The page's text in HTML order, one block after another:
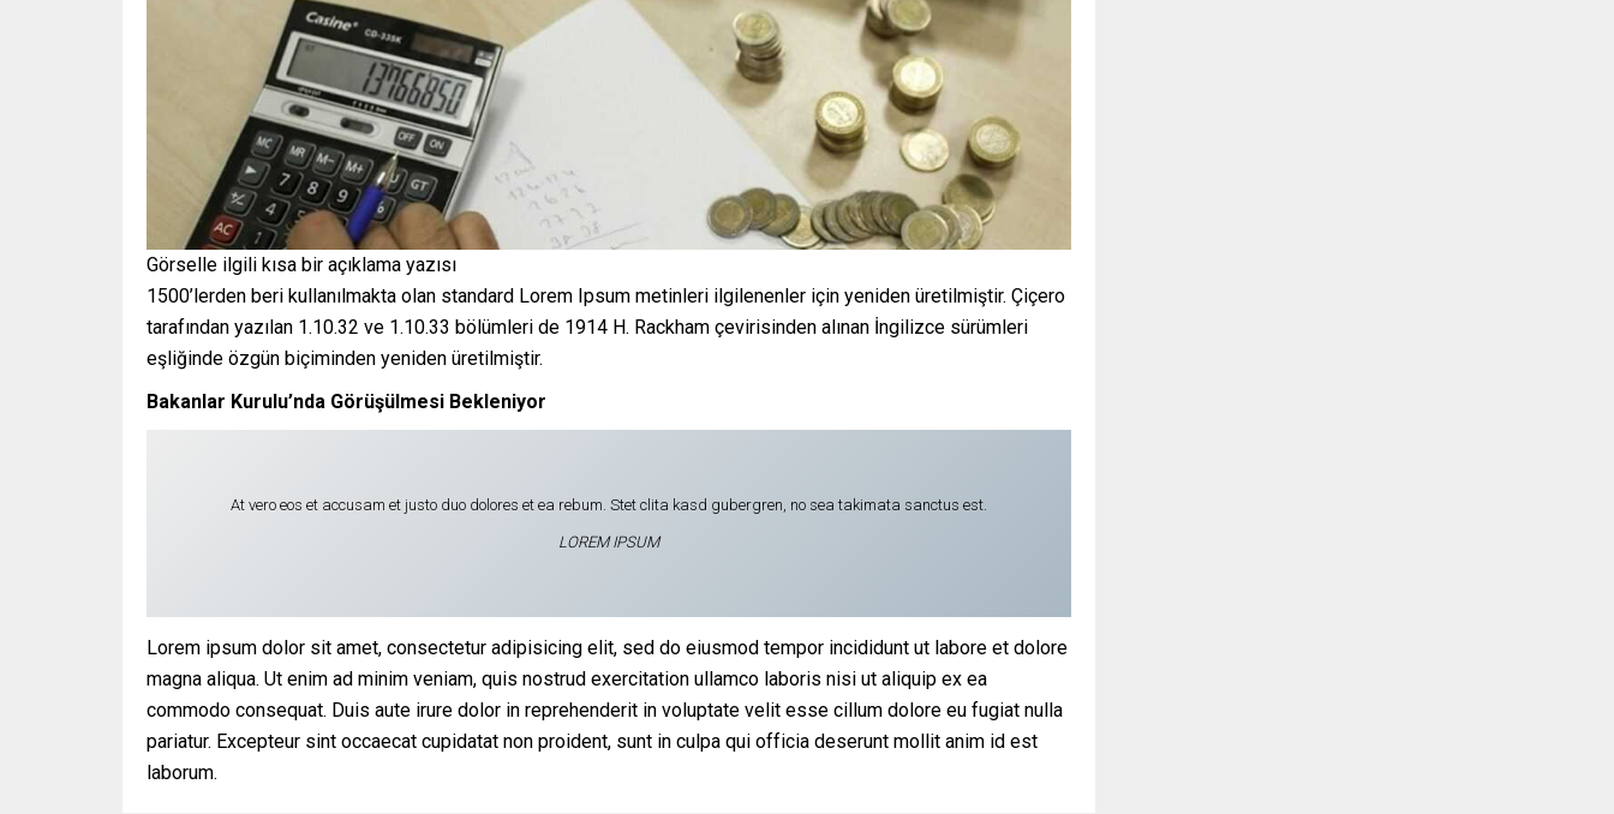
Görselle ilgili kısa bir açıklama yazısı
1500’lerden beri kullanılmakta olan standard Lorem Ipsum metinleri ilgilenenler için yeniden üretilmiştir. Çiçero
tarafından yazılan 1.10.32 ve 1.10.33 bölümleri de 1914 H. Rackham çevirisinden alınan İngilizce sürümleri
eşliğinde özgün biçiminden yeniden üretilmiştir.
Bakanlar Kurulu’nda Görüşülmesi Bekleniyor
At vero eos et accusam et justo duo dolores et ea rebum. Stet clita kasd gubergren, no sea takimata sanctus est.
LOREM IPSUM
Lorem ipsum dolor sit amet, consectetur adipisicing elit, sed do eiusmod tempor incididunt ut labore et dolore
magna aliqua. Ut enim ad minim veniam, quis nostrud exercitation ullamco laboris nisi ut aliquip ex ea
commodo consequat. Duis aute irure dolor in reprehenderit in voluptate velit esse cillum dolore eu fugiat nulla
pariatur. Excepteur sint occaecat cupidatat non proident, sunt in culpa qui officia deserunt mollit anim id est
laborum.